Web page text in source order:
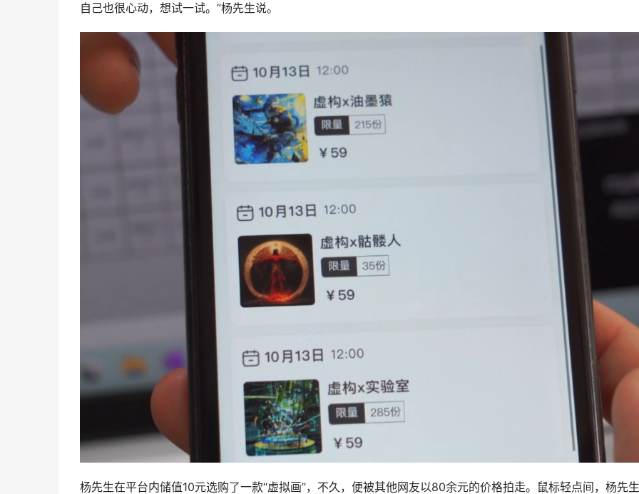
自己也很心动，想试一试。”杨先生说。
杨先生在平台内储值10元选购了一款“虚拟画”，不久，便被其他网友以80余元的价格拍走。鼠标轻点间，杨先生